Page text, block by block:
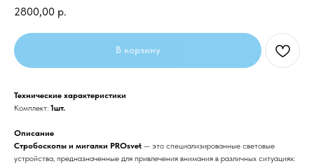
2800,00 р.
В корзину
Технические характеристики
Комплект: 1шт.
Описание
Стробоскопы и мигалки PROsvet — это специализированные световые
устройства, предназначенные для привлечения внимания в различных ситуациях: